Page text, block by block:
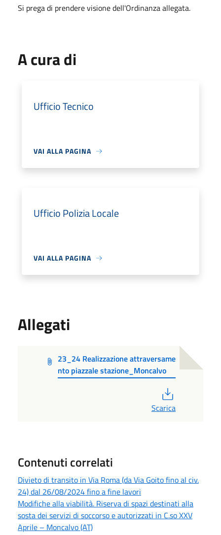
Si prega di prendere visione dell'Ordinanza allegata.
A cura di
Ufficio Tecnico
VAI ALLA PAGINA
Ufficio Polizia Locale
VAI ALLA PAGINA
Allegati
23_24 Realizzazione attraversame
nto piazzale stazione_Moncalvo
Scarica
Contenuti correlati
Divieto di transito in Via Roma (da Via Goito fino al civ.
24) dal 26/08/2024 fino a fine lavori
Modifiche alla viabilità. Riserva di spazi destinati alla
sosta dei servizi di soccorso e autorizzati in C.so XXV
Aprile – Moncalvo (AT)